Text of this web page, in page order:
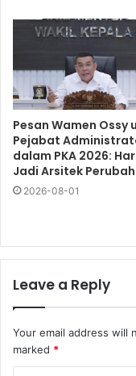
Pesan Wamen Ossy
Pejabat
dalam PKA 2026:
Jadi Arsitek
2026-08-01
Leave a Reply
Your email address will
marked *